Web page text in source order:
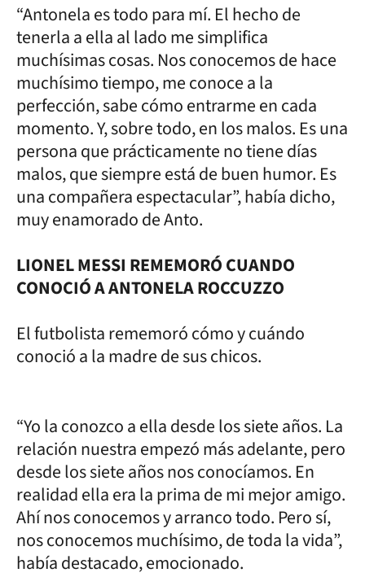
“Antonela es todo para mí. El hecho de
tenerla a ella al lado me simplifica
muchísimas cosas. Nos conocemos de hace
muchísimo tiempo, me conoce a la
perfección, sabe cómo entrarme en cada
momento. Y, sobre todo, en los malos. Es una
persona que prácticamente no tiene días
malos, que siempre está de buen humor. Es
una compañera espectacular”, había dicho,
muy enamorado de Anto.
LIONEL MESSI REMEMORÓ CUANDO
CONOCIÓ A ANTONELA ROCCUZZO
El futbolista rememoró cómo y cuándo
conoció a la madre de sus chicos.
“Yo la conozco a ella desde los siete años. La
relación nuestra empezó más adelante, pero
desde los siete años nos conocíamos. En
realidad ella era la prima de mi mejor amigo.
Ahí nos conocemos y arranco todo. Pero sí,
nos conocemos muchísimo, de toda la vida”,
había destacado, emocionado.